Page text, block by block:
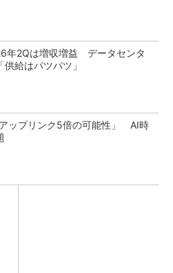
年2Qは増収増益 データセンタ
給はパツパツ」
アップリンク5倍の可能性」 AI時